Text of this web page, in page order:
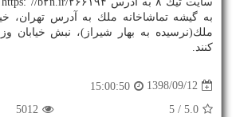
به گیشه تماشاخانه ملك به آدرس تهران،
كنند.
1398/09/12
15:00:50
5.0
/ 5
5012